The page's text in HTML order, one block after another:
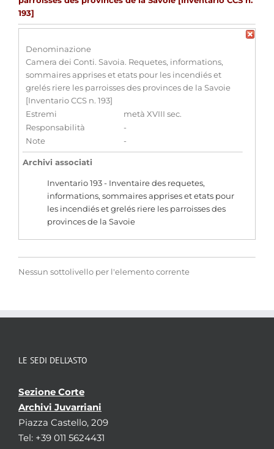
193]
Denominazione
Camera dei Conti. Savoia. Requetes, informations,
sommaires apprises et etats pour les incendiés et
grelés riere les parroisses des provinces de la Savoie
[Inventario CCS n. 193]
Estremi
metà XVIII sec.
Responsabilità
-
Note
-
Archivi associati
Inventario 193 - Inventaire des requetes,
informations, sommaires apprises et etats pour
les incendiés et grelés riere les parroisses des
provinces de la Savoie
Nessun sottolivello per l'elemento corrente
LE SEDI DELL’ASTO
Sezione Corte
Archivi Juvarriani
Piazza Castello, 209
Tel: +39 011 5624431